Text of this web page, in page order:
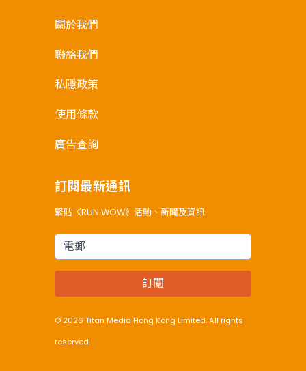
關於我們
聯絡我們
私隱政策
使用條款
廣告查詢
訂閱最新通訊
緊貼《RUN WOW》活動、新聞及資訊
電郵
訂閱
© 2026 Titan Media Hong Kong Limited. All rights
reserved.